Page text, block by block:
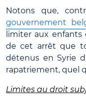
Notons que,
gouvernement
limiter aux enfants
de cet arrêt que
détenus en Syrie
rapatriement, quel
Limites au droit